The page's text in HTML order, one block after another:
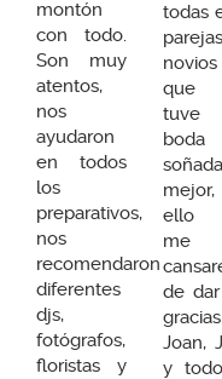
montón
con todo.
Son muy
atentos,
nos
ayudaron
en todos
los
preparativos,
nos
recomendaron
diferentes
djs,
fotógrafos,
floristas y
todas
novios
que
tuve
boda
ello
me
de
Joan,
y